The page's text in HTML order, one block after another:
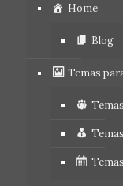
Home
Blog
Temas